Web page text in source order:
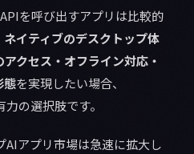
を呼び出すアプリは比較的
ネイティブのデスクトップ体
クセス・オフライン対応・
態を実現したい場合、
の選択肢です。
AIアプリ市場は急速に拡大し